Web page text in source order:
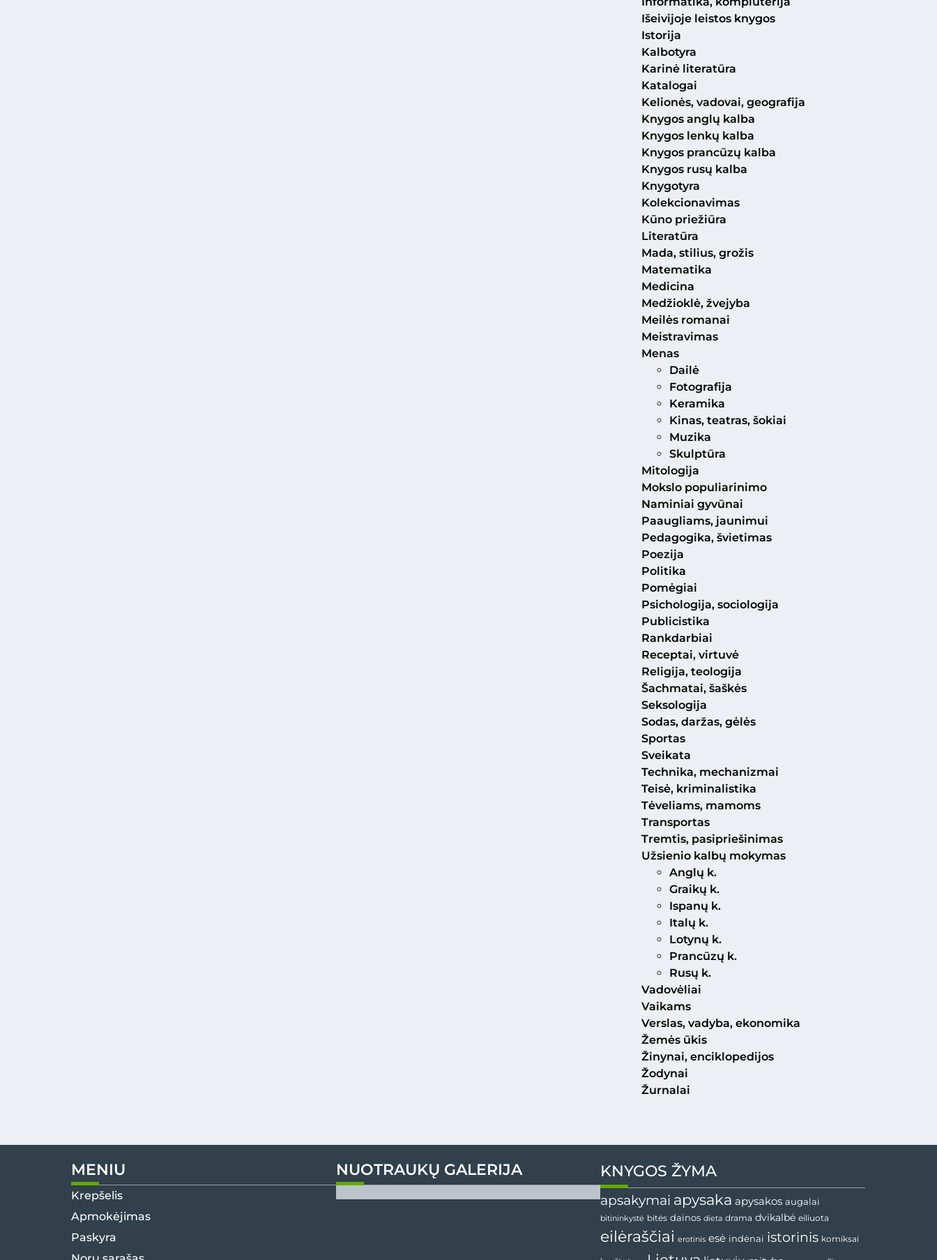
Išeivijoje leistos knygos
Istorija
Kalbotyra
Karinė literatūra
Katalogai
Kelionės, vadovai, geografija
Knygos anglų kalba
Knygos lenkų kalba
Knygos prancūzų kalba
Knygos rusų kalba
Knygotyra
Kolekcionavimas
Kūno priežiūra
Literatūra
Mada, stilius, grožis
Matematika
Medicina
Medžioklė, žvejyba
Meilės romanai
Meistravimas
Menas
Dailė
Fotografija
Keramika
Kinas, teatras, šokiai
Muzika
Skulptūra
Mitologija
Mokslo populiarinimo
Naminiai gyvūnai
Paaugliams, jaunimui
Pedagogika, švietimas
Poezija
Politika
Pomėgiai
Psichologija, sociologija
Publicistika
Rankdarbiai
Receptai, virtuvė
Religija, teologija
Šachmatai, šaškės
Seksologija
Sodas, daržas, gėlės
Sportas
Sveikata
Technika, mechanizmai
Teisė, kriminalistika
Tėveliams, mamoms
Transportas
Tremtis, pasipriešinimas
Užsienio kalbų mokymas
Anglų k.
Graikų k.
Ispanų k.
Italų k.
Lotynų k.
Prancūzų k.
Rusų k.
Vadovėliai
Vaikams
Verslas, vadyba, ekonomika
Žemės ūkis
Žinynai, enciklopedijos
Žodynai
Žurnalai
MENIU
Krepšelis
Apmokėjimas
Paskyra
NUOTRAUKŲ GALERIJA KNYGOS ŽYMA
apsakymai apysaka apysakos augalai
bitininkystė bitės dainos dieta drama dvikalbė eiliuota
eilėraščiai erotinis esė indėnai istorinis komiksai